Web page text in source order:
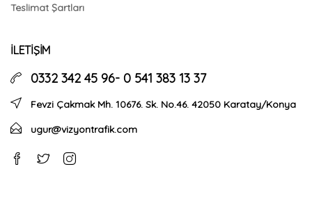
Teslimat Şartları
İLETIŞIM
0332 342 45 96- 0 541 383 13 37
Fevzi Çakmak Mh. 10676. Sk. No.46. 42050 Karatay/Konya
ugur@vizyontrafik.com